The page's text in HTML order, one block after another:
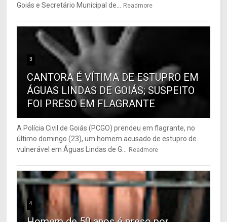
Goiás e Secretário Municipal de...
Readmore
3
CANTORA É VÍTIMA DE ESTUPRO EM
ÁGUAS LINDAS DE GOIÁS; SUSPEITO
FOI PRESO EM FLAGRANTE
A Polícia Civil de Goiás (PCGO) prendeu em flagrante, no
último domingo (23), um homem acusado de estupro de
vulnerável em Águas Lindas de G...
Readmore
4